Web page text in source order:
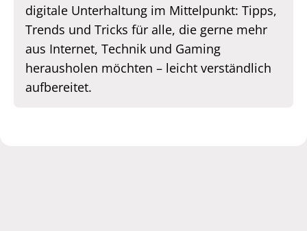
digitale Unterhaltung im Mittelpunkt: Tipps,
Trends und Tricks für alle, die gerne mehr
aus Internet, Technik und Gaming
herausholen möchten – leicht verständlich
aufbereitet.